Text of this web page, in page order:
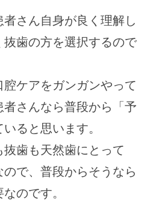
さん自身が良く理解し
歯の方を選択するので
ケアをガンガンやって
さんなら普段から「予
ると思います。
歯も天然歯にとって
ので、普段からそうなら
のです。